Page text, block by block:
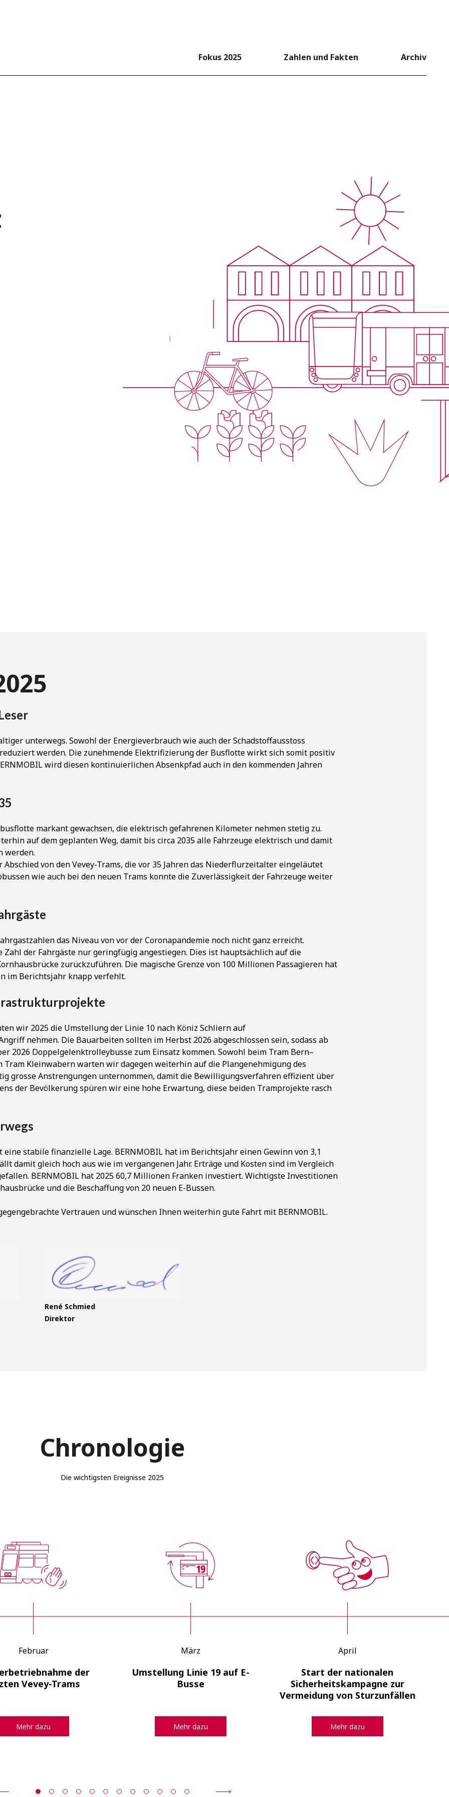
Fokus 2025 Zahlen und Fakten Archiv
unterwegs. Sowohl der Energieverbrauch wie auch der Schadstoffausstoss
werden. Die zunehmende Elektrifizierung der Busflotte wirkt sich somit positiv
wird diesen kontinuierlichen Absenkpfad auch in den kommenden Jahren
markant gewachsen, die elektrisch gefahrenen Kilometer nehmen stetig zu.
auf dem geplanten Weg, damit bis circa 2035 alle Fahrzeuge elektrisch und damit
werden.
von den Vevey-Trams, die vor 35 Jahren das Niederflurzeitalter eingeläutet
wie auch bei den neuen Trams konnte die Zuverlässigkeit der Fahrzeuge weiter
das Niveau von vor der Coronapandemie noch nicht ganz erreicht.
Zahl der Fahrgäste nur geringfügig angestiegen. Dies ist hauptsächlich auf die
zurückzuführen. Die magische Grenze von 100 Millionen Passagieren hat
im Berichtsjahr knapp verfehlt.
wir 2025 die Umstellung der Linie 10 nach Köniz Schliern auf
nehmen. Die Bauarbeiten sollten im Herbst 2026 abgeschlossen sein, sodass ab
2026 Doppelgelenktrolleybusse zum Einsatz kommen. Sowohl beim Tram Bern–
Tram Kleinwabern warten wir dagegen weiterhin auf die Plangenehmigung des
grosse Anstrengungen unternommen, damit die Bewilligungsverfahren effizient über
der Bevölkerung spüren wir eine hohe Erwartung, diese beiden Tramprojekte rasch
eine stabile finanzielle Lage. BERNMOBIL hat im Berichtsjahr einen Gewinn von 3,1
damit gleich hoch aus wie im vergangenen Jahr. Erträge und Kosten sind im Vergleich
BERNMOBIL hat 2025 60,7 Millionen Franken investiert. Wichtigste Investitionen
und die Beschaffung von 20 neuen E-Bussen.
Vertrauen und wünschen Ihnen weiterhin gute Fahrt mit BERNMOBIL.
René Schmied
Direktor
Chronologie
Die wichtigsten Ereignisse 2025
Februar
der
Vevey-Trams
Mehr dazu
März
Umstellung Linie 19 auf E-
Busse
Mehr dazu
April
Start der nationalen
Sicherheitskampagne zur
Vermeidung von Sturzunfällen
Mehr dazu